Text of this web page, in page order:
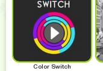
Color Switch